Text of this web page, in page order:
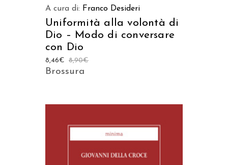
A cura di: Franco Desideri
Uniformità alla volontà di
Dio – Modo di conversare
con Dio
8,90€
8,46€
Brossura